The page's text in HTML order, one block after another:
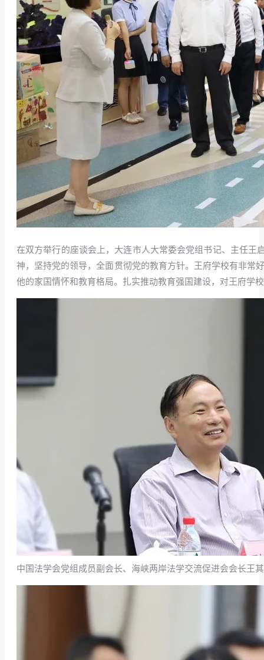
在双方举行的座谈会上，大连市人大常委会党组书记、主任
神，坚持党的领导，全面贯彻党的教育方针。王府学校有非常
他的家国情怀和教育格局。扎实推动教育强国建设，对王府学
中国法学会党组成员副会长、海峡两岸法学交流促进会会长王